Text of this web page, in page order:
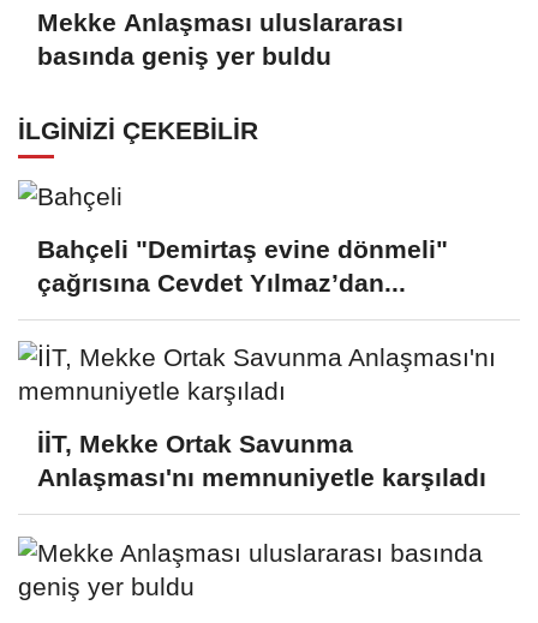
Mekke Anlaşması uluslararası
basında geniş yer buldu
İLGINIZI ÇEKEBILIR
Bahçeli "Demirtaş evine dönmeli"
çağrısına Cevdet Yılmaz’dan...
İİT, Mekke Ortak Savunma
Anlaşması'nı memnuniyetle karşıladı